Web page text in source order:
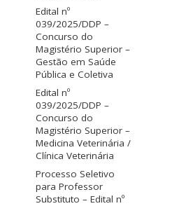
Edital nº
039/2025/DDP –
Concurso do
Magistério Superior –
Gestão em Saúde
Pública e Coletiva
Edital nº
039/2025/DDP –
Concurso do
Magistério Superior –
Medicina Veterinária /
Clínica Veterinária
Processo Seletivo
para Professor
Substituto – Edital nº